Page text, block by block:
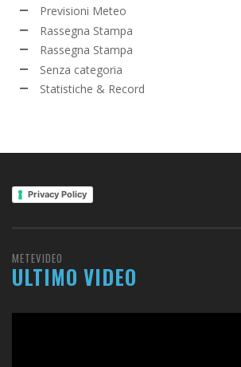
Previsioni Meteo
Rassegna Stampa
Rassegna Stampa
Senza categoria
Statistiche & Record
Privacy Policy
METEVIDEO
ULTIMO VIDEO